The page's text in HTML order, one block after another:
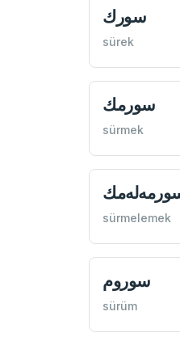
سورك
sürek
سورمك
sürmek
sürmelemek
سوروم
sürüm